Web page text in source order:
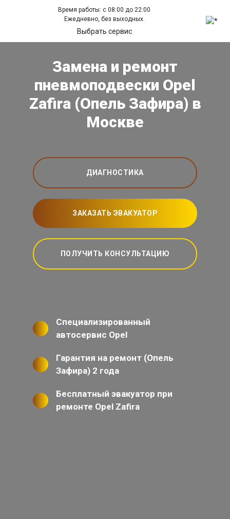
Время работы: с 08:00 до 22:00
Ежедневно, без выходных.
Выбрать сервис
Замена и ремонт
пневмоподвески Opel
Zafira (Опель Зафира) в
Москве
ДИАГНОСТИКА
ЗАКАЗАТЬ ЭВАКУАТОР
ПОЛУЧИТЬ КОНСУЛЬТАЦИЮ
Специализированный
автосервис Opel
Гарантия на ремонт (Опель
Зафира) 2 года
Бесплатный эвакуатор при
ремонте Opel Zafira